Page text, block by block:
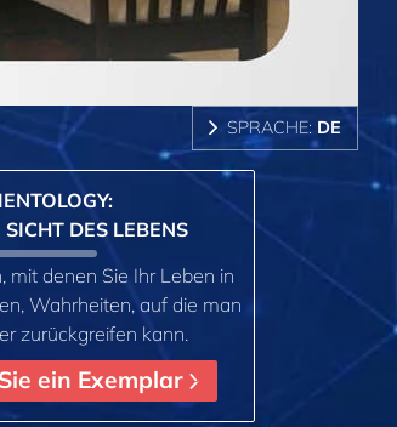
SPRACHE: DE
SICHT DES LEBENS
mit denen Sie Ihr Leben in
Wahrheiten, auf die man
zurückgreifen kann.
ein Exemplar